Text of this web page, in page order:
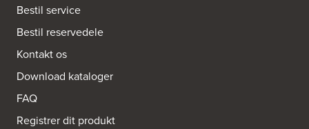
Bestil service
Bestil reservedele
Kontakt os
Download kataloger
FAQ
Registrer dit produkt